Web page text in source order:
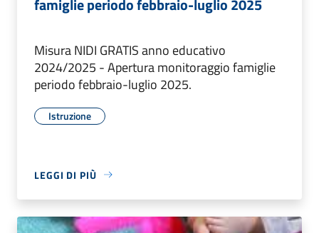
famiglie periodo febbraio-luglio 2025
Misura NIDI GRATIS anno educativo
2024/2025 - Apertura monitoraggio famiglie
periodo febbraio-luglio 2025.
Istruzione
LEGGI DI PIÙ